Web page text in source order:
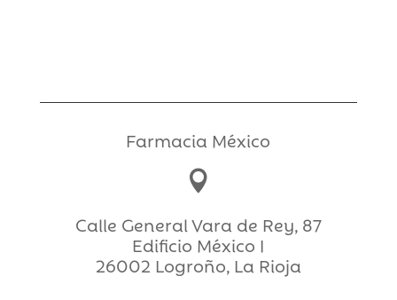
Farmacia México

Calle General Vara de Rey, 87
Edificio México I
26002 Logroño, La Rioja